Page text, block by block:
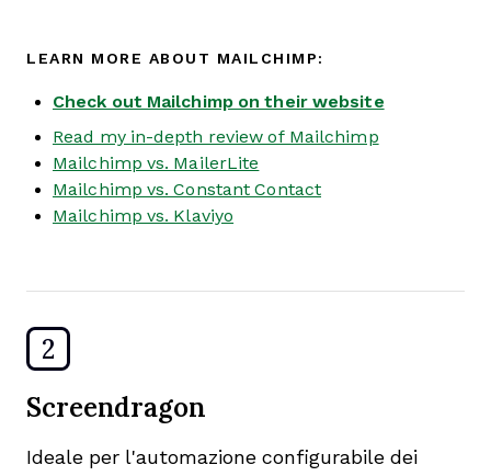
LEARN MORE ABOUT MAILCHIMP:
Check out Mailchimp on their website
Read my in-depth review of Mailchimp
Mailchimp vs. MailerLite
Mailchimp vs. Constant Contact
Mailchimp vs. Klaviyo
2
Screendragon
Ideale per l'automazione configurabile dei